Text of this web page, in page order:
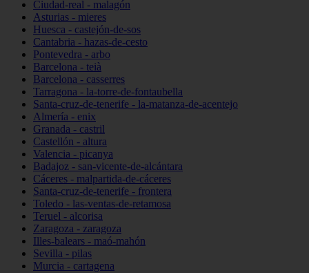
Ciudad-real - malagón
Asturias - mieres
Huesca - castejón-de-sos
Cantabria - hazas-de-cesto
Pontevedra - arbo
Barcelona - teià
Barcelona - casserres
Tarragona - la-torre-de-fontaubella
Santa-cruz-de-tenerife - la-matanza-de-acentejo
Almería - enix
Granada - castril
Castellón - altura
Valencia - picanya
Badajoz - san-vicente-de-alcántara
Cáceres - malpartida-de-cáceres
Santa-cruz-de-tenerife - frontera
Toledo - las-ventas-de-retamosa
Teruel - alcorisa
Zaragoza - zaragoza
Illes-balears - maó-mahón
Sevilla - pilas
Murcia - cartagena